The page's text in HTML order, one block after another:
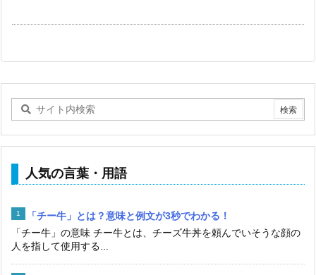
人気の言葉・用語
「チー牛」とは？意味と例文が3秒でわかる！
「チー牛」の意味 チー牛とは、チーズ牛丼を頼んでいそうな顔の
人を指して使用する...